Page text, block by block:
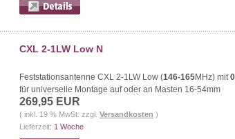
CXL 2-1LW Low N
Feststationsantenne CXL 2-1LW Low (146-165MHz) mit
für universelle Montage auf oder an Masten 16-54mm
269,95 EUR
( inkl. 19 % MwSt. zzgl. Versandkosten )
Lieferzeit: 1 Woche